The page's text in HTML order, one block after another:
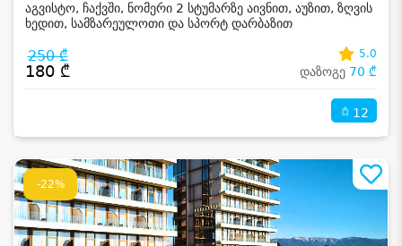
აგვისტო, ჩაქვში, ნომერი 2 სტუმარზე აივნით, აუზით, ზღვის
ხედით, სამზარეულოთი და სპორტ დარბაზით
250 ₾
180 ₾
5.0
დაზოგე 70 ₾
12
-22%